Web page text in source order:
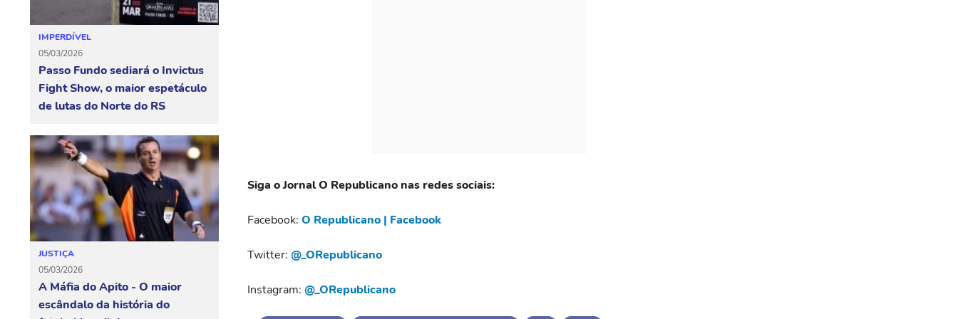
IMPERDÍVEL
05/03/2026
Passo Fundo sediará o Invictus
Fight Show, o maior espetáculo
de lutas do Norte do RS
JUSTIÇA
05/03/2026
A Máfia do Apito - O maior
escândalo da história do
Siga o Jornal O Republicano nas redes sociais:
Facebook: O Republicano | Facebook
Twitter: @_ORepublicano
Instagram: @_ORepublicano